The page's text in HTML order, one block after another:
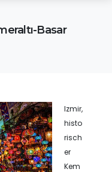
Basar
Izmir,
histo
risch
er
Kem